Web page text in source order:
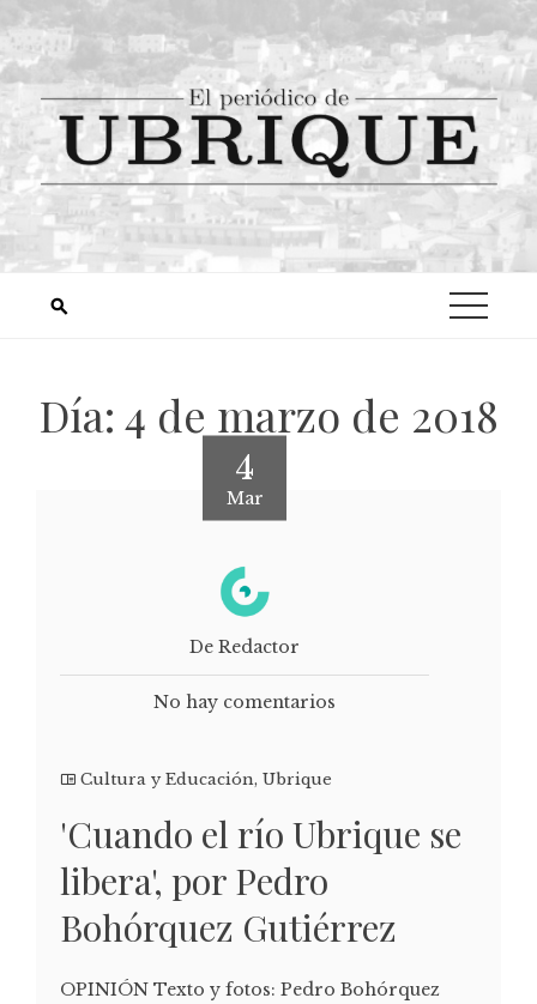
Día: 4 de marzo de 2018
4
Mar
De Redactor
No hay comentarios
Cultura y Educación, Ubrique
'Cuando el río Ubrique se
libera', por Pedro
Bohórquez Gutiérrez
OPINIÓN Texto y fotos: Pedro Bohórquez